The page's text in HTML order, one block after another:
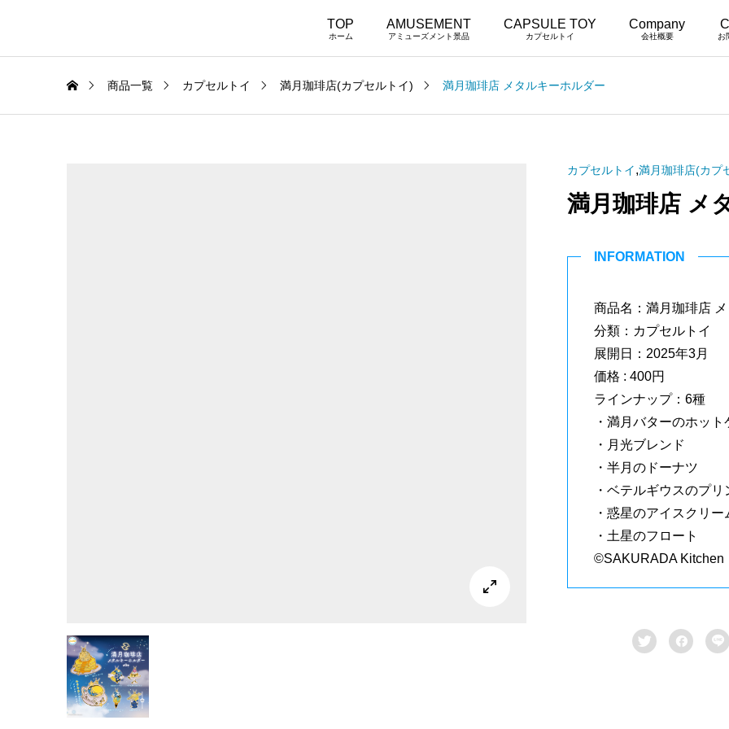
TOP
ホーム
AMUSEMENT
アミューズメント景品
CAPSULE TOY
カプセルトイ
Company
会社概要 お
商品一覧 カプセルトイ 満月珈琲店(カプセルトイ) 満月珈琲店 メタルキーホルダー

カプセルトイ,満月珈琲店(カプ
満月珈琲店 メ
INFORMATION
商品名：満月珈琲店
分類：カプセルトイ
展開日：2025年3月
価格 : 400円
ラインナップ：6種
・満月バターのホット
・月光ブレンド
・半月のドーナツ
・ベテルギウスのプリ
・惑星のアイスクリー
・土星のフロート
©SAKURADA Kitchen
  